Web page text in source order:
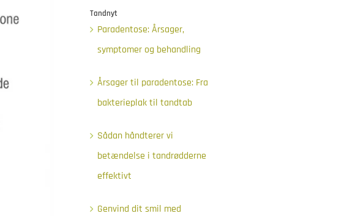
Tandnyt
Paradentose: Årsager,
symptomer og behandling
Årsager til paradentose: Fra
bakterieplak til tandtab
Sådan håndterer vi
betændelse i tandrødderne
effektivt
Genvind dit smil med